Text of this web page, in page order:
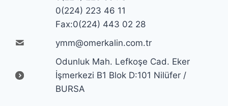
0(224) 223 46 11
Fax:0(224) 443 02 28
ymm@omerkalin.com.tr
Odunluk Mah. Lefkoşe Cad. Eker
İşmerkezi B1 Blok D:101 Nilüfer /
BURSA